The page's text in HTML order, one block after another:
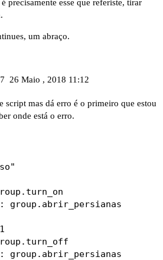
precisamente esse que referiste, tirar
um abraço.
26 Maio , 2018 11:12
script mas dá erro é o primeiro que estou
onde está o erro.
group.abrir_persianas
group.abrir_persianas